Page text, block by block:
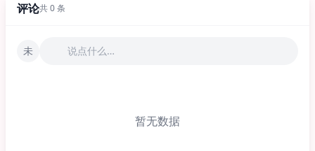
评论共 0 条
未 说点什么…
暂无数据